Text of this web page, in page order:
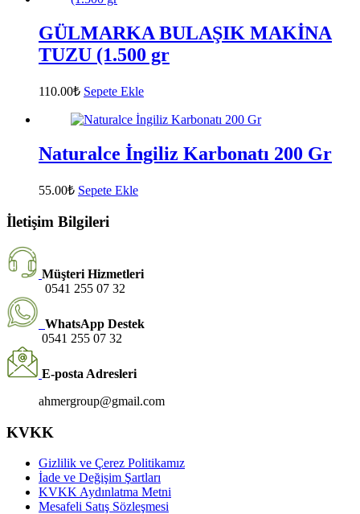
GÜLMARKA BULAŞIK MAKİNA
TUZU (1.500 gr
110.00₺ Sepete Ekle
Naturalce İngiliz Karbonatı 200 Gr
55.00₺ Sepete Ekle
İletişim Bilgileri
Müşteri Hizmetleri
0541 255 07 32
WhatsApp Destek
0541 255 07 32
E-posta Adresleri
ahmergroup@gmail.com
KVKK
Gizlilik ve Çerez Politikamız
İade ve Değişim Şartları
KVKK Aydınlatma Metni
Mesafeli Satış Sözleşmesi